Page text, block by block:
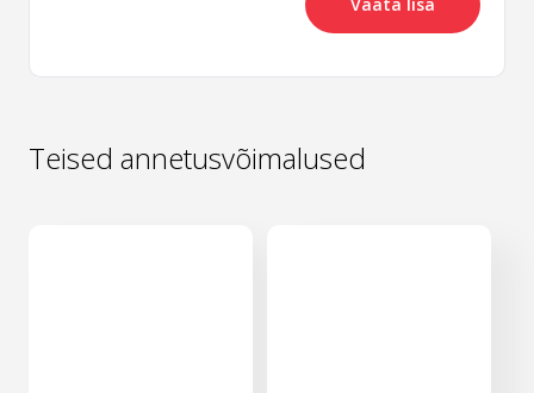
Teised annetusvõimalused